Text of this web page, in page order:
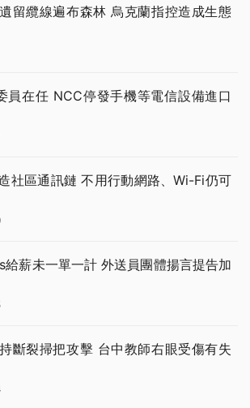
留纜線遍布森林 烏克蘭指控造成生態
員在任 NCC停發手機等電信設備進口
社區通訊鏈 不用行動網路、Wi-Fi仍可
薪未一單一計 外送員團體揚言提告加
斷裂掃把攻擊 台中教師右眼受傷有失